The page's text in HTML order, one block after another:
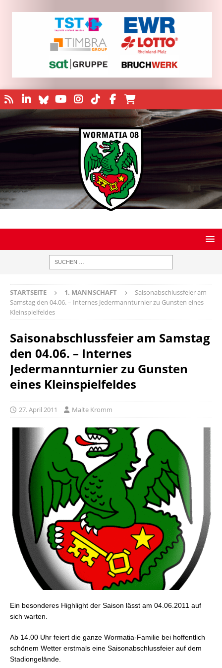
STARTSEITE 1. MANNSCHAFT
Saisonabschlussfeier am
Samstag den 04.06. – Internes Jedermannturnier zu Gunsten eines
Kleinspielfeldes
Saisonabschlussfeier am Samstag
den 04.06. – Internes
Jedermannturnier zu Gunsten
eines Kleinspielfeldes
27. April 2011 Malte Kromm
Ein besonderes Highlight der Saison lässt am 04.06.2011 auf
sich warten.
Ab 14.00 Uhr feiert die ganze Wormatia-Familie bei hoffentlich
schönem Wetter erstmals eine Saisonabschlussfeier auf dem
Stadiongelände.